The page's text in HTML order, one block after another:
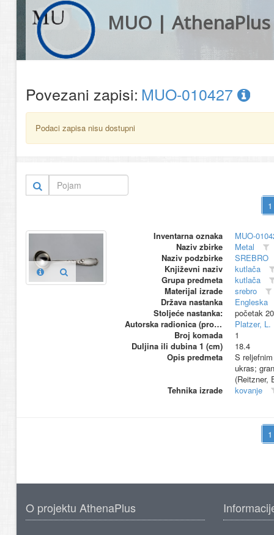
MUO | AthenaPlus
Povezani zapisi: MUO-010427
Podaci zapisa nisu dostupni
Inventarna oznaka
MUO-
Naziv zbirke
Metal
Naziv podzbirke
SREBRO
Književni naziv
kutlača
Grupa predmeta
kutlača
Materijal izrade
srebro
Država nastanka
Engleska
Stoljeće nastanka:
početak 20
Autorska radionica (proizvođač)
Platzer, L.
Broj komada
1
Duljina ili dubina 1 (cm)
18.4
Opis predmeta
S
ukras;
(Reitzner,
Tehnika izrade
kovanje
O projektu AthenaPlus